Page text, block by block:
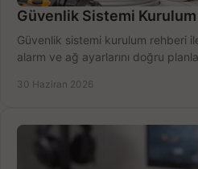
Güvenlik Sistemi
Güvenlik sistemi kurulum rehberi
alarm ve ağ ayarlarını doğru
30 Haziran 2026